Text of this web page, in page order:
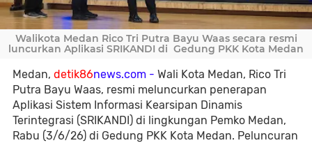
Walikota Medan Rico Tri Putra Bayu Waas secara resmi
luncurkan Aplikasi SRIKANDI di Gedung PKK Kota Medan
Medan, detik86news.com - Wali Kota Medan, Rico Tri
Putra Bayu Waas, resmi meluncurkan penerapan
Aplikasi Sistem Informasi Kearsipan Dinamis
Terintegrasi (SRIKANDI) di lingkungan Pemko Medan,
Rabu (3/6/26) di Gedung PKK Kota Medan. Peluncuran